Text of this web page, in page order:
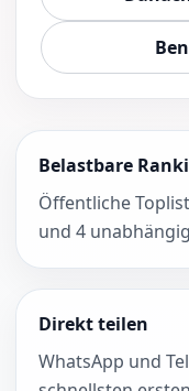
Belastbare
Öffentliche
und 4
Direkt teilen
WhatsApp und